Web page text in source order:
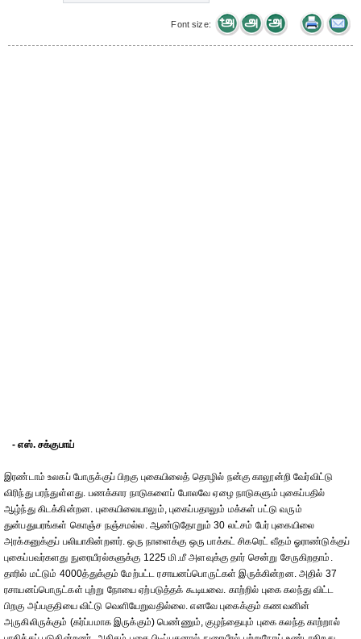
Font size:
- எஸ். சக்குபாய்
இரண்டாம் உலகப் போருக்குப் பிறகு புகையிலைத் தொழில் நன்கு காலூன்றி வேர்விட்டு
விரிந்து பரந்துள்ளது. பணக்கார நாடுகளைப் போலவே ஏழை நாடுகளும் புகைப்பதில்
ஆழ்ந்து கிடக்கின்றன. புகையிலையாலும், புகைப்பதாலும் மக்கள் பட்டு வரும்
துன்பதுயரங்கள் கொஞ்ச நஞ்சமல்ல. ஆண்டுதோறும் 30 லட்சம் பேர் புகையிலை
அரக்கனுக்குப் பலியாகின்றனர். ஒரு நாளைக்கு ஒரு பாக்கட் சிகரெட் வீதம் ஓராண்டுக்குப்
புகைப்பவர்களது நுரையீரல்களுக்கு 1225 மி.மீ அளவுக்கு தார் சென்று சேருகிறதாம்.
தாரில் மட்டும் 4000த்துக்கும் மேற்பட்ட ரசாயனப்பொருட்கள் இருக்கின்றன. அதில் 37
ரசாயனப்பொருட்கள் புற்று நோயை ஏற்படுத்தக் கூடியவை. காற்றில் புகை கலந்து விட்ட
பிறகு அப்பகுதியை விட்டு வெளியேறுவதில்லை. எனவே புகைக்கும் கணவனின்
அருகிலிருக்கும் (கர்ப்பமாக இருக்கும்) பெண்ணும், குழந்தையும் புகை கலந்த காற்றால்